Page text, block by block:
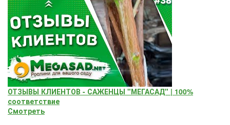
ОТЗЫВЫ КЛИЕНТОВ - САЖЕНЦЫ "МЕГАСАД" | 100%
соответствие
Смотреть